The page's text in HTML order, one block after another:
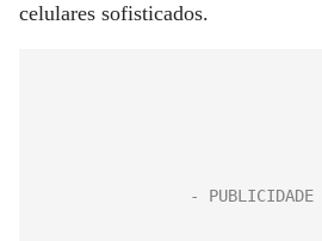
celulares sofisticados.